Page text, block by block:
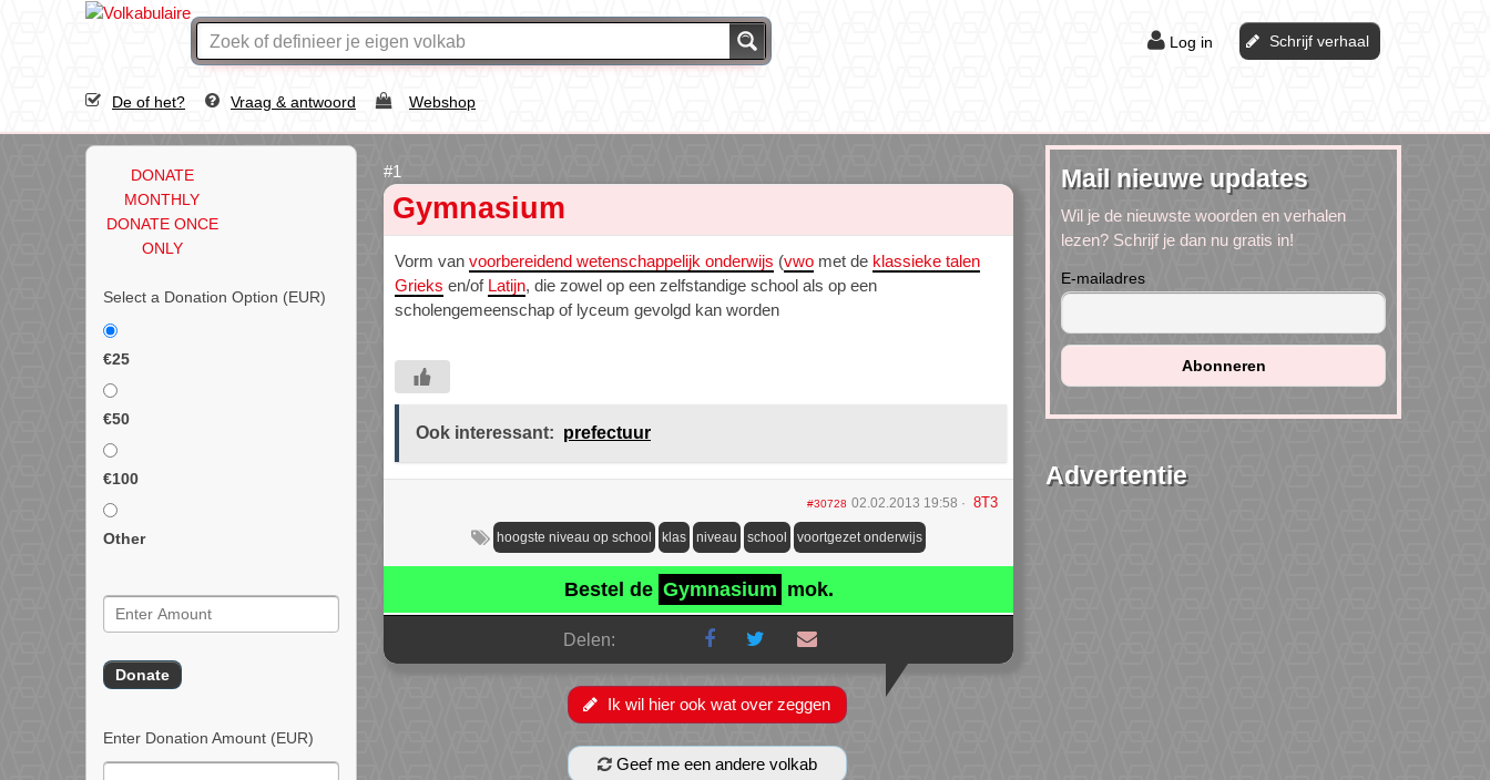
Log in Schrijf verhaal
De of het? Vraag & antwoord Webshop
DONATE
MONTHLY
DONATE ONCE
ONLY
Select a Donation Option (EUR)
€25
€50
€100
Other
Enter Donation Amount (EUR)
Gymnasium
Vorm van voorbereidend wetenschappelijk onderwijs (vwo met de klassieke talen
Grieks en/of Latijn, die zowel op een zelfstandige school als op een
scholengemeenschap of lyceum gevolgd kan worden
Ook interessant: prefectuur
#30728 02.02.2013 19:58 8T3
hoogste niveau op school klas niveau school voortgezet onderwijs
Bestel de Gymnasium mok.
Delen:
Ik wil hier ook wat over zeggen
Geef me een andere volkab
Mail nieuwe updates
Wil je de nieuwste woorden en verhalen
lezen? Schrijf je dan nu gratis in!
E-mailadres
Advertentie